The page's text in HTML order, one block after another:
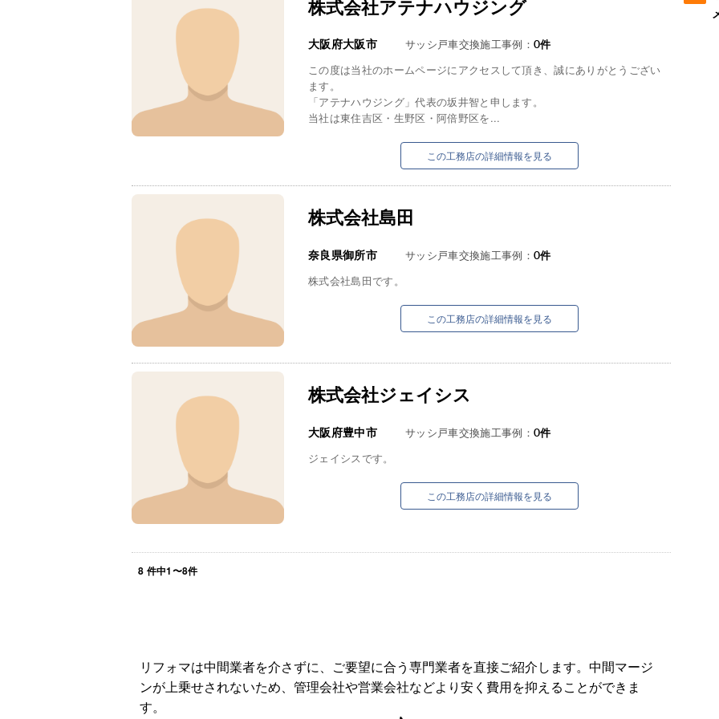
株式会社アテナハウジング
大阪府大阪市 サッシ戸車交換施工事例：0件
この度は当社のホームページにアクセスして頂き、誠にありがとうござい
ます。
「アテナハウジング」代表の坂井智と申します。
当社は東住吉区・生野区・阿倍野区を...
この工務店の詳細情報を見る
株式会社島田
奈良県御所市 サッシ戸車交換施工事例：0件
株式会社島田です。
この工務店の詳細情報を見る
株式会社ジェイシス
大阪府豊中市 サッシ戸車交換施工事例：0件
ジェイシスです。
この工務店の詳細情報を見る
8 件中1〜8件
リフォマは中間業者を介さずに、ご要望に合う専門業者を直接ご紹介します。中間マージ
ンが上乗せされないため、管理会社や営業会社などより安く費用を抑えることができま
す。